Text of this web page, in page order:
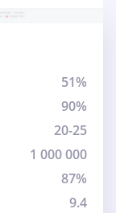
51%
90%
20-25
1 000 000
87%
9.4